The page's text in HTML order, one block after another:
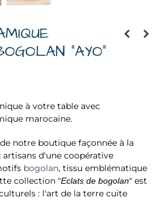
"AYO"
à votre table avec
marocaine.
notre boutique façonnée à la
d'une coopérative
bogolan, tissu emblématique
collection "Eclats de bogolan" est
: l'art de la terre cuite